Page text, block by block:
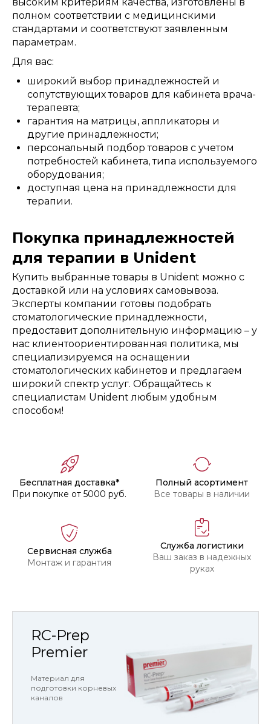
полном соответствии с медицинскими
стандартами и соответствуют заявленным
параметрам.
Для вас:
широкий выбор принадлежностей и
сопутствующих товаров для кабинета врача-
терапевта;
гарантия на матрицы, аппликаторы и
другие принадлежности;
персональный подбор товаров с учетом
потребностей кабинета, типа используемого
оборудования;
доступная цена на принадлежности для
терапии.
Покупка принадлежностей
для терапии в Unident
Купить выбранные товары в Unident можно с
доставкой или на условиях самовывоза.
Эксперты компании готовы подобрать
стоматологические принадлежности,
предоставит дополнительную информацию – у
нас клиентоориентированная политика, мы
специализируемся на оснащении
стоматологических кабинетов и предлагаем
широкий спектр услуг. Обращайтесь к
специалистам Unident любым удобным
способом!
Бесплатная доставка*
При покупке от 5000 руб.
Полный асортимент
Все товары в наличии
Сервисная служба
Монтаж и гарантия
Служба логистики
Ваш заказ в надежных
руках
RC-Prep
Premier
Материал для
подготовки корневых
каналов